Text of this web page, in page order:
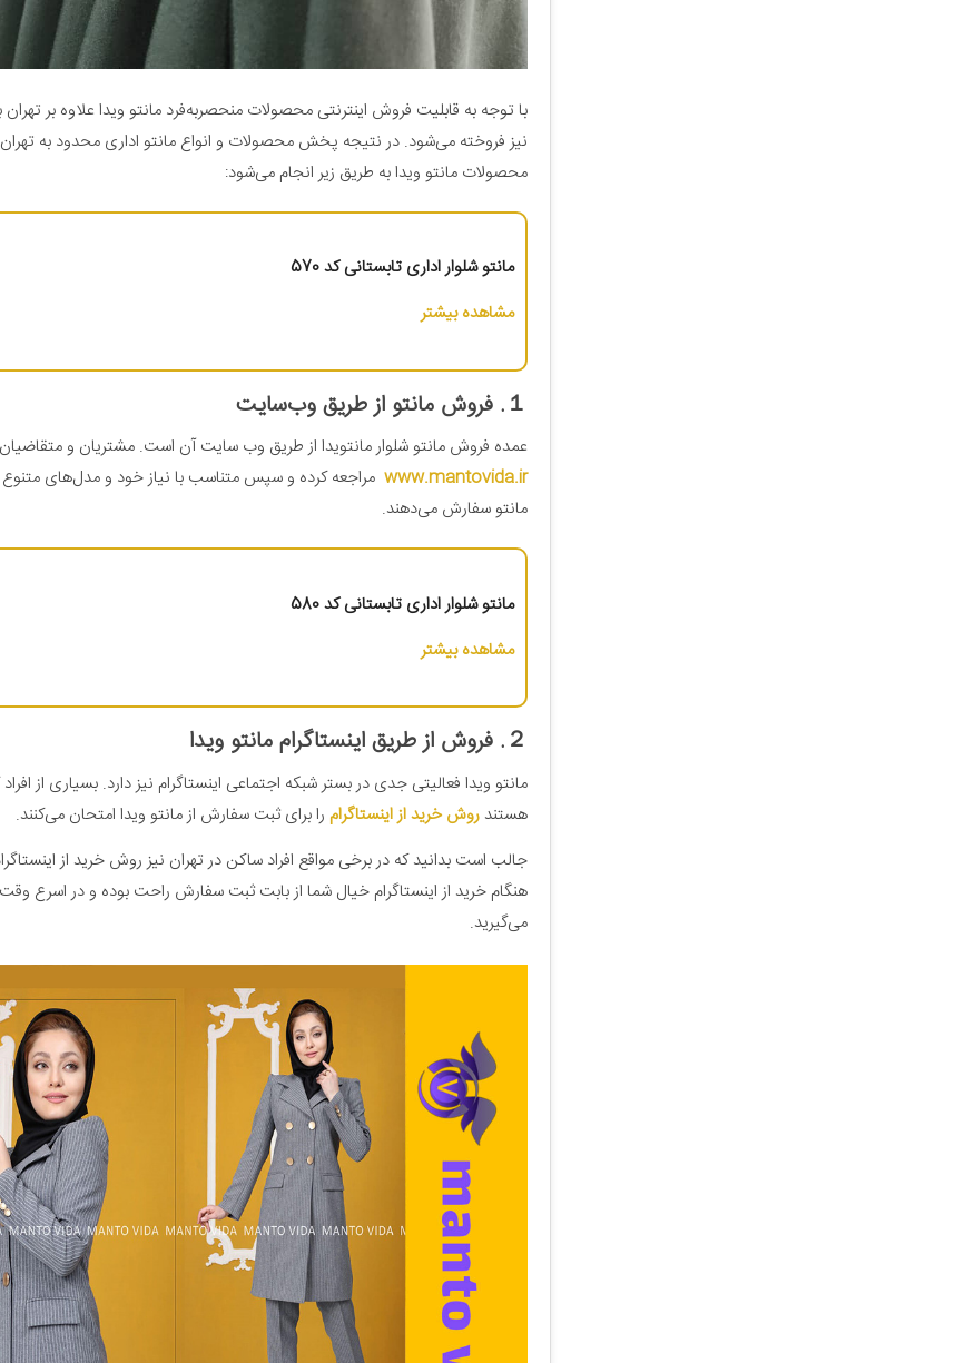
با توجه به قابلیت فروش اینترنتی محصولات منحصر‌به‌فرد مانتو ویدا علاوه بر تهران
نیز فروخته می‌شود. در نتیجه پخش محصولات و انواع مانتو اداری محدود به
محصولات مانتو ویدا به طریق زیر انجام می‌شود:
مانتو شلوار اداری تابستانی کد 570
مشاهده بیشتر
１
. فروش مانتو از طریق وب‌سایت
عمده فروش مانتو شلوار مانتویدا از طریق وب‌ سایت آن است‌. مشتریان و
www.mantovida.ir مراجعه کرده و سپس متناسب با نیاز خود و مدل‌های
مانتو سفارش می‌دهند.
مانتو شلوار اداری تابستانی کد 580
مشاهده بیشتر
２
. فروش از طریق اینستاگرام مانتو ویدا
مانتو ویدا فعالیتی جدی در بستر شبکه اجتماعی اینستاگرام نیز دارد. بسیاری از
هستند روش خرید از اینستاگرام را برای ثبت سفارش از مانتو ویدا امتحان می‌کنند.
جالب است بدانید که در برخی مواقع افراد ساکن در تهران نیز روش خرید از
هنگام خرید از اینستاگرام خیال شما از بابت ثبت سفارش راحت‌ بوده و در اسرع
می‌گیرید.